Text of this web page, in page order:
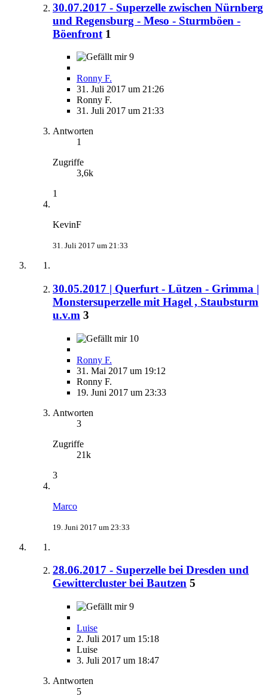
30.07.2017 - Superzelle zwischen Nürnberg
und Regensburg - Meso - Sturmböen -
Böenfront 1
9
Ronny F.
31. Juli 2017 um 21:26
Ronny F.
31. Juli 2017 um 21:33
Antworten
1
Zugriffe
3,6k
1
KevinF
31. Juli 2017 um 21:33
30.05.2017 | Querfurt - Lützen - Grimma |
Monstersuperzelle mit Hagel , Staubsturm
u.v.m 3
10
Ronny F.
31. Mai 2017 um 19:12
Ronny F.
19. Juni 2017 um 23:33
Antworten
3
Zugriffe
21k
3
Marco
19. Juni 2017 um 23:33
28.06.2017 - Superzelle bei Dresden und
Gewittercluster bei Bautzen 5
9
Luise
2. Juli 2017 um 15:18
Luise
3. Juli 2017 um 18:47
Antworten
5